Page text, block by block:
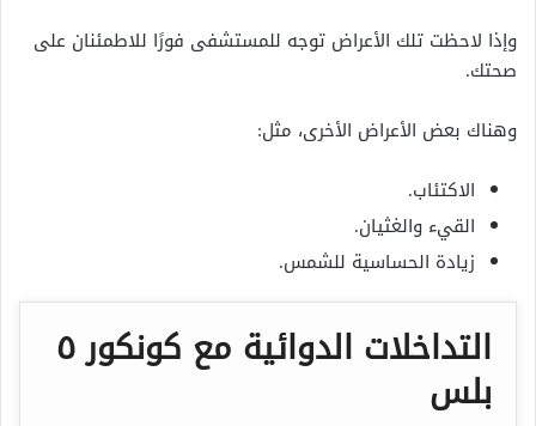
وإذا لاحظت تلك الأعراض توجه للمستشفى فورًا للاطمئنان على
صحتك.
وهناك بعض الأعراض الأخرى، مثل:
الاكتئاب.
القيء والغثيان.
زيادة الحساسية للشمس.
التداخلات الدوائية مع كونكور ٥
بلس